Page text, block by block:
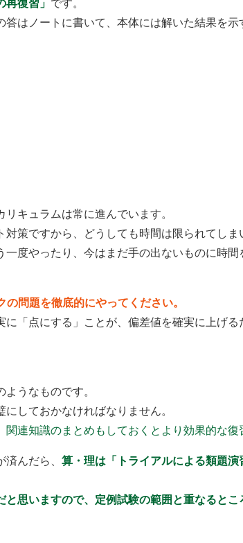
再復習」 です。
はノートに書いて、本体には解いた結果を示
キュラムは常に進んでいます。
策ですから、どうしても時間は限られてしま
度やったり、今はまだ手の出ないものに時間
問題を徹底的にやってください。
に「点にする」ことが、偏差値を確実に上げる
うなものです。
しておかなければなりません。
連知識のまとめもしておくとより効果的な復
んだら、 算・理は「トライアルによる類題演
思いますので、定例試験の範囲と重なるとこ